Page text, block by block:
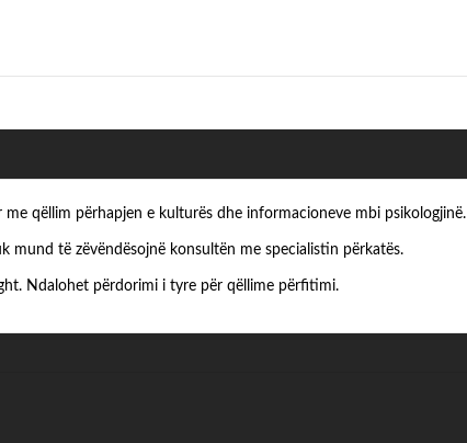
qëllim përhapjen e kulturës dhe informacioneve mbi psikologjinë.
të zëvëndësojnë konsultën me specialistin përkatës.
Ndalohet përdorimi i tyre për qëllime përfitimi.